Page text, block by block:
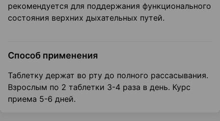
рекомендуется для поддержания функционального
состояния верхних дыхательных путей.
Способ применения
Таблетку держат во рту до полного рассасывания.
Взрослым по 2 таблетки 3-4 раза в день. Курс
приема 5-6 дней.